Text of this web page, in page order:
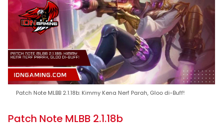
Patch Note MLBB 2.1.18b: Kimmy Kena Nerf Parah, Gloo di-Buff!
Patch Note MLBB 2.1.18b